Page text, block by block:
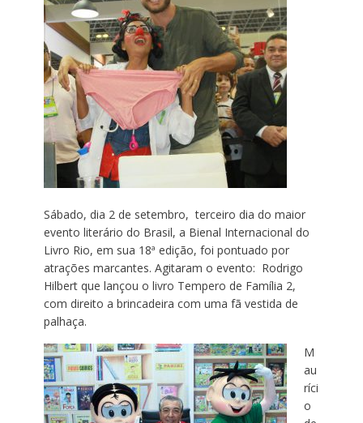
Sábado, dia 2 de setembro, terceiro dia do maior
evento literário do Brasil, a Bienal Internacional do
Livro Rio, em sua 18ª edição, foi pontuado por
atrações marcantes. Agitaram o evento: Rodrigo
Hilbert que lançou o livro Tempero de Família 2,
com direito a brincadeira com uma fã vestida de
palhaça.
M
au
ríci
o